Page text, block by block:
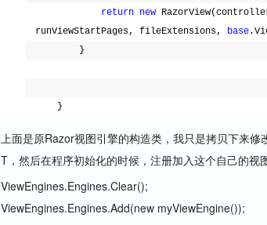
return new
runViewStartPages, fileExtensions, base
}
}
上面是原Razor视图引擎的构造类，我只是拷贝下来
T，然后在程序初始化的时候，注册加入这个自己的视
ViewEngines.Engines.Clear();
ViewEngines.Engines.Add(new myViewEngine());